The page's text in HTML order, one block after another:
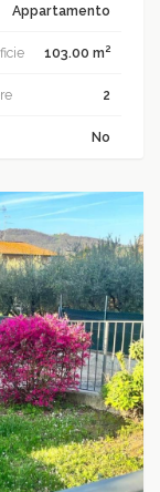
Appartamento
103.00 m2
2
No